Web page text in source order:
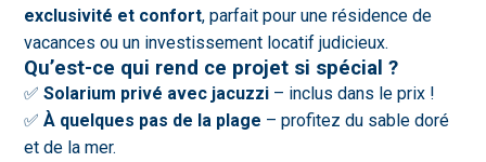
exclusivité et confort, parfait pour une résidence de
vacances ou un investissement locatif judicieux.
Qu’est-ce qui rend ce projet si spécial ?
✅Solarium privé avec jacuzzi – inclus dans le prix !
✅À quelques pas de la plage – profitez du sable doré
et de la mer.